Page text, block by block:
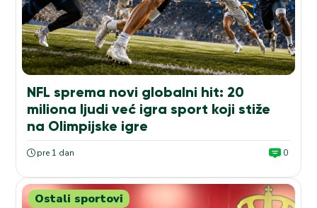
NFL sprema novi globalni hit: 20
miliona ljudi već igra sport koji stiže
na Olimpijske igre
pre 1 dan 0
Ostali sportovi